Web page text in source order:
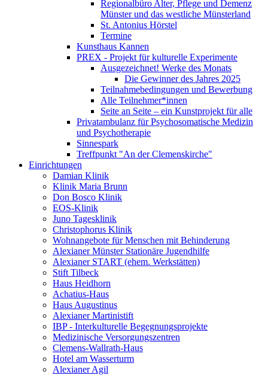
Regionalbüro Alter, Pflege und Demenz
Münster und das westliche Münsterland
St. Antonius Hörstel
Termine
Kunsthaus Kannen
PREX - Projekt für kulturelle Experimente
Ausgezeichnet! Werke des Monats
Die Gewinner des Jahres 2025
Teilnahmebedingungen und Bewerbung
Alle Teilnehmer*innen
Seite an Seite – ein Kunstprojekt für alle
Privatambulanz für Psychosomatische Medizin
und Psychotherapie
Sinnespark
Treffpunkt "An der Clemenskirche"
Einrichtungen
Damian Klinik
Klinik Maria Brunn
Don Bosco Klinik
EOS-Klinik
Juno Tagesklinik
Christophorus Klinik
Wohnangebote für Menschen mit Behinderung
Alexianer Münster Stationäre Jugendhilfe
Alexianer START (ehem. Werkstätten)
Stift Tilbeck
Haus Heidhorn
Achatius-Haus
Haus Augustinus
Alexianer Martinistift
IBP - Interkulturelle Begegnungsprojekte
Medizinische Versorgungszentren
Clemens-Wallrath-Haus
Hotel am Wasserturm
Alexianer Agil